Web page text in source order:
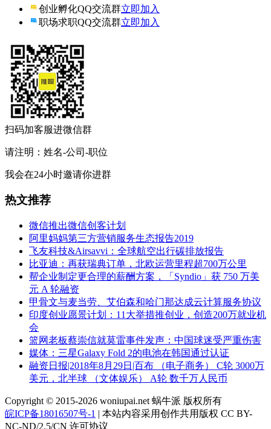
创业孵化QQ交流群立即加入
职场求职QQ交流群立即加入
扫码加客服进微信群
请注明：姓名-公司-职位
我会在24小时邀请你进群
热文推荐
微信推出微信创客计划
阿里妈妈第三方营销服务生态报告2019
飞友科技&Airsavvi：全球航空出行碳排放报告
比亚迪：再获瑞典订单，北欧运营里程超700万公里
帮企业制定更合理的薪酬方案，「Syndio」获 750 万美
元 A 轮融资
甲骨文与麦当劳、艾伯森和哈门那达成云计算服务协议
印度创业愿景计划：11大举措推创业，创造200万就业机
会
篮网老板蔡崇信就莫雷事件发声：中国球迷受严重伤害
媒体：三星Galaxy Fold 2的电池在韩国通过认证
融资日报|2018年8月29日|百布 （电子商务） C轮 3000万
美元，北半球 （文体娱乐） A轮 数千万人民币
Copyright © 2015-2026 woniupai.net 蜗牛派 版权所有
皖ICP备18016507号-1 | 本站内容采用创作共用版权 CC BY-
NC-ND/2.5/CN 许可协议